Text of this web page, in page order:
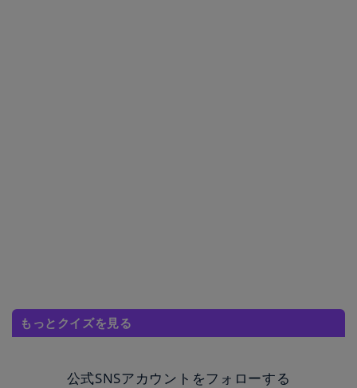
もっとクイズを見る
公式SNSアカウントをフォローする